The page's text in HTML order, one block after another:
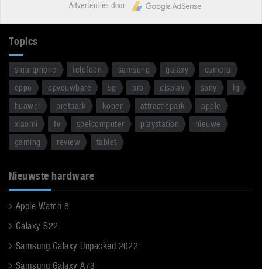
Advertenties door
Topics
smartphone telefoon samsung galaxy
camera
oppo
opvouwbare 5g pro display sony
lg
huawei
pretpark kopen attractiepark
apple
xiaomi
tv spelcomputer playstation
nieuwe
gaming
review tablet
Nieuwste hardware
Apple Watch 8
Galaxy S22
Samsung Galaxy Unpacked 2022
Samsung Galaxy A73